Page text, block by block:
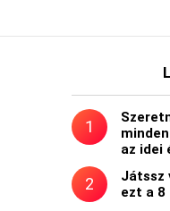
az idei
Játssz
ezt a 8